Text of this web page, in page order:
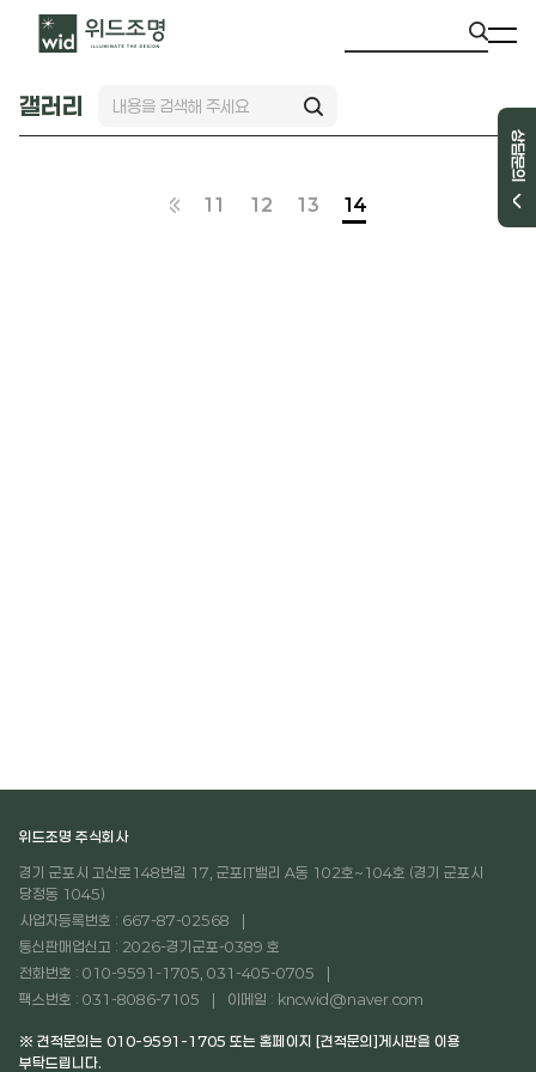
상담문의
갤러리
11 12 13 14
위드조명 주식회사
경기 군포시 고산로148번길 17, 군포IT밸리 A동 102호~104호 (경기 군포시
당정동 1045)
사업자등록번호 : 667-87-02568
통신판매업신고 : 2026-경기군포-0389 호
전화번호 : 010-9591-1705, 031-405-0705
팩스번호 : 031-8086-7105
이메일 : kncwid@naver.com
※ 견적문의는 010-9591-1705 또는 홈페이지 [견적문의]게시판을 이용
부탁드립니다.